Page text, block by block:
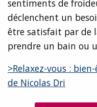
sentiments de
déclenchent un
être satisfait par de
prendre un bain ou
>Relaxez-vous :
de Nicolas Dri